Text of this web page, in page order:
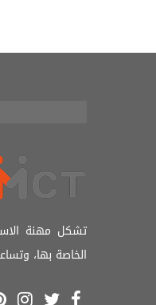
تشكل مهنة
الخاصة بها،